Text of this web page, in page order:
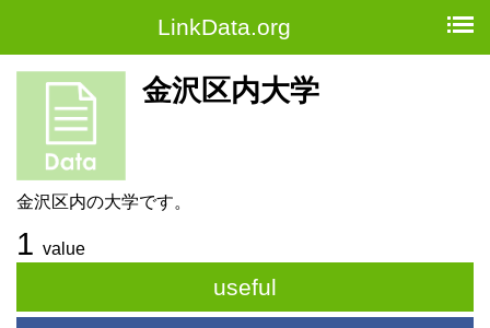
LinkData.org
金沢区内大学
金沢区内の大学です。
1 value
useful